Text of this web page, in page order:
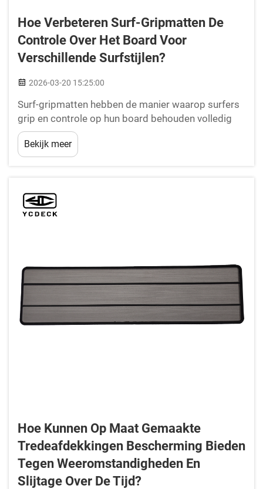
Hoe Verbeteren Surf-Gripmatten De
Controle Over Het Board Voor
Verschillende Surfstijlen?
2026-03-20 15:25:00
Surf-gripmatten hebben de manier waarop surfers
grip en controle op hun board behouden volledig
veranderd, en bieden verbeterde prestaties onder
uiteenlopende golfomstandigheden en surfstijlen.
Deze gespecialiseerde gripoppervlakken van
Bekijk meer
Hoe Kunnen Op Maat Gemaakte
Tredeafdekkingen Bescherming Bieden
Tegen Weeromstandigheden En
Slijtage Over De Tijd?